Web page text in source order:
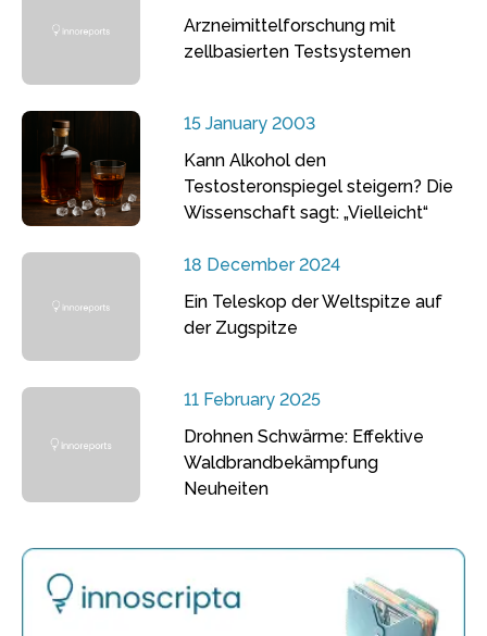
Arzneimittelforschung mit
zellbasierten Testsystemen
15 January 2003
Kann Alkohol den
Testosteronspiegel steigern? Die
Wissenschaft sagt: „Vielleicht“
18 December 2024
Ein Teleskop der Weltspitze auf
der Zugspitze
11 February 2025
Drohnen Schwärme: Effektive
Waldbrandbekämpfung
Neuheiten